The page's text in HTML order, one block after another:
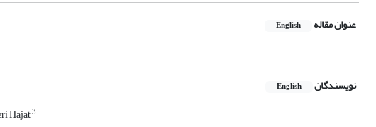
عنوان مقاله English
نویسندگان English
Hajat3